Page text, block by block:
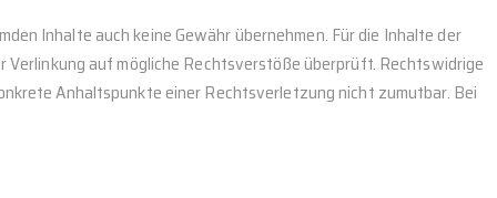
Inhalte auch keine Gewähr übernehmen. Für die Inhalte der
auf mögliche Rechtsverstöße überprüft. Rechtswidrige
Anhaltspunkte einer Rechtsverletzung nicht zumutbar. Bei